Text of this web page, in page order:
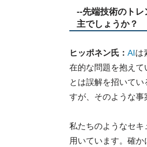
--先端技術のト
主でしょうか？
ヒッポネン氏： AIは
在的な問題を抱えて
とは誤解を招いて
すが、そのような事
私たちのようなセ
用いています。確か